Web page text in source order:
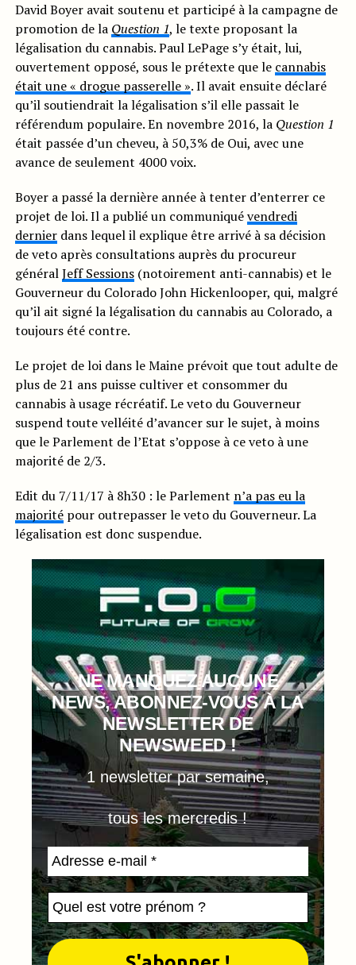
David Boyer avait soutenu et participé à la campagne de
promotion de la Question 1, le texte proposant la
légalisation du cannabis. Paul LePage s’y était, lui,
ouvertement opposé, sous le prétexte que le cannabis
était une « drogue passerelle ». Il avait ensuite déclaré
qu’il soutiendrait la légalisation s’il elle passait le
référendum populaire. En novembre 2016, la Question 1
était passée d’un cheveu, à 50,3% de Oui, avec une
avance de seulement 4000 voix.
Boyer a passé la dernière année à tenter d’enterrer ce
projet de loi. Il a publié un communiquévendredi
dernierdans lequel il explique être arrivé à sa décision
de veto après consultations auprès du procureur
généralJeff Sessions(notoirement anti-cannabis) et le
Gouverneur du Colorado John Hickenlooper, qui, malgré
qu’il ait signé la légalisation du cannabis au Colorado, a
toujours été contre.
Le projet de loi dans le Maine prévoit que tout adulte de
plus de 21 ans puisse cultiver et consommer du
cannabis à usage récréatif. Le veto du Gouverneur
suspend toute velléité d’avancer sur le sujet, à moins
que le Parlement de l’Etat s’oppose à ce veto à une
majorité de 2/3.
Edit du 7/11/17 à 8h30 : le Parlement n’a pas eu la
majoritépour outrepasser le veto du Gouverneur. La
légalisation est donc suspendue.
NE MANQUEZ AUCUNE
NEWS, ABONNEZ-VOUS À LA
NEWSLETTER DE
NEWSWEED !
1 newsletter par semaine,
tous les mercredis !